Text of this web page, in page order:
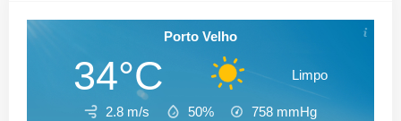
Porto Velho
34°C Limpo
2.8 m/s 50% 758 mmHg